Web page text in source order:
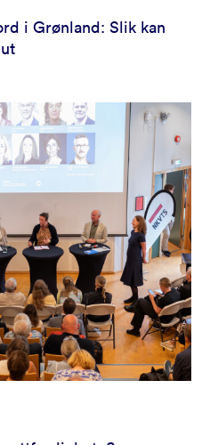
i Grønland: Slik kan